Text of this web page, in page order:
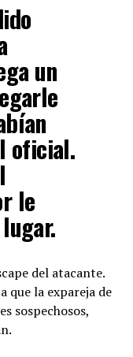
un
oficial.
le
del atacante.
que la expareja de
sospechosos,